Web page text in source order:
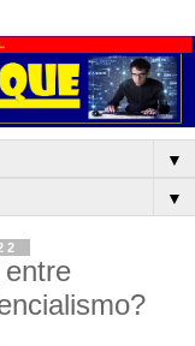
▼
▼